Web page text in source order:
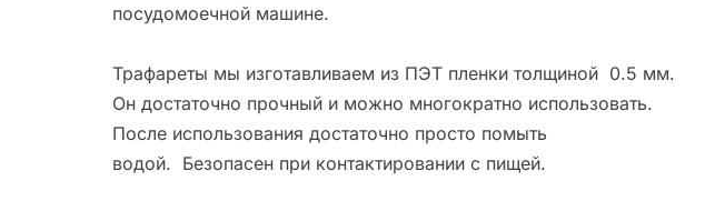
посудомоечной машине.
Трафареты мы изготавливаем из ПЭТ пленки толщиной 0.5 мм.
Он достаточно прочный и можно многократно использовать.
После использования достаточно просто помыть
водой. Безопасен при контактировании с пищей.